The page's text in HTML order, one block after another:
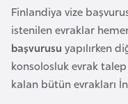
Finlandiya vize
istenilen evraklar
başvurusu yapılırken
konsolosluk evrak talep
kalan bütün evrakları
c
a
n
B